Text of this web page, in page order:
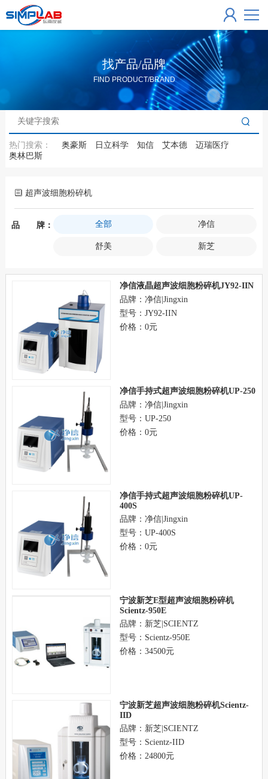
找产品/品牌
FIND PRODUCT/BRAND
热门搜索： 奥豪斯 日立科学 知信 艾本德
迈瑞医疗
奥林巴斯
超声波细胞粉碎机
品 牌： 全部 净信
舒美 新芝
净信液晶超声波细胞粉碎机JY92-IIN
品牌：净信|Jingxin
型号：JY92-IIN
价格：0元
净信手持式超声波细胞粉碎机UP-250
品牌：净信|Jingxin
型号：UP-250
价格：0元
净信手持式超声波细胞粉碎机UP-
400S
品牌：净信|Jingxin
型号：UP-400S
价格：0元
宁波新芝E型超声波细胞粉碎机
Scientz-950E
品牌：新芝|SCIENTZ
型号：Scientz-950E
价格：34500元
宁波新芝超声波细胞粉碎机Scientz-
IID
品牌：新芝|SCIENTZ
型号：Scientz-IID
价格：24800元